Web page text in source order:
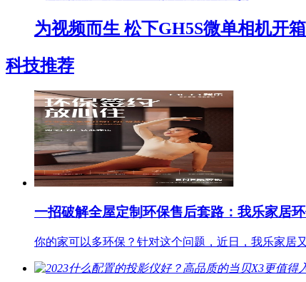
为视频而生 松下GH5S微单相机开
科技推荐
一招破解全屋定制环保售后套路：我乐家居
你的家可以多环保？针对这个问题，近日，我乐家居